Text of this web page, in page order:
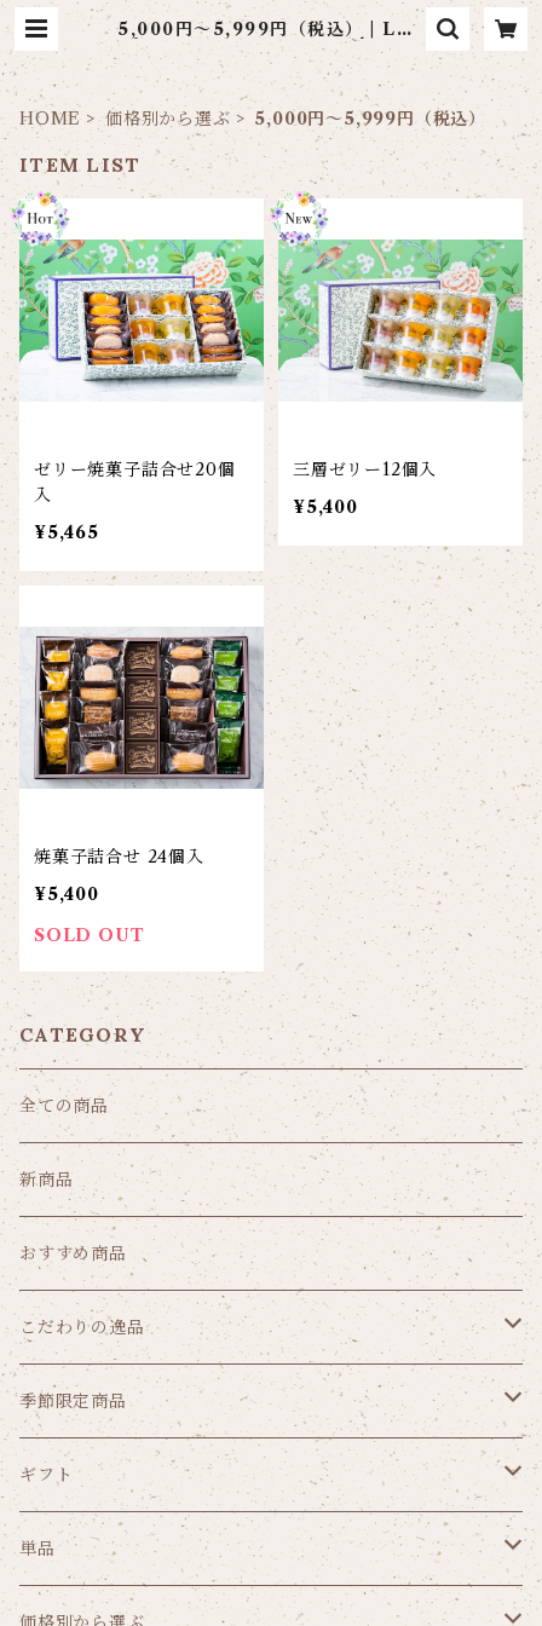
5,000円～5,999円（税込） | LES
PÂTISSERIES LA MARÉE DE
CHAYA
HOME 価格別から選ぶ 5,000円～5,999円（税込）
ITEM LIST
ゼリー焼菓子詰合せ20個
入
¥5,465
三層ゼリー12個入
¥5,400
焼菓子詰合せ 24個入
¥5,400
SOLD OUT
CATEGORY
全ての商品
新商品
おすすめ商品
こだわりの逸品
クッキー
パウンドケーキ
リーフパイ
季節限定商品
ゼリー
ショコラ
ギフト
価格から選ぶ
1,000円（税込み）未満
焼菓子から選ぶ
単品
ガトー